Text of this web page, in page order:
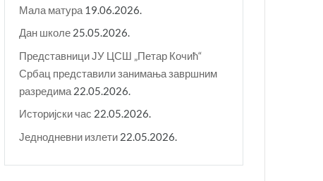
Мала матура 19.06.2026.
Дан школе 25.05.2026.
Представници ЈУ ЦСШ „Петар Кочић“
Србац представили занимања завршним
разредима 22.05.2026.
Историјски час 22.05.2026.
Једнодневни излети 22.05.2026.